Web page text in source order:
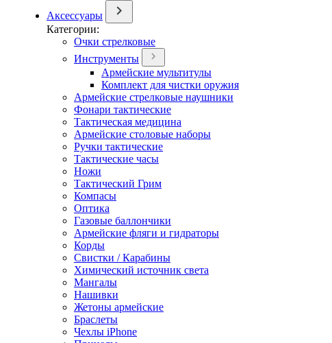
Аксессуары
Категории:
Очки стрелковые
Инструменты
Армейские мультитулы
Комплект для чистки оружия
Армейские стрелковые наушники
Фонари тактические
Тактическая медицина
Армейские столовые наборы
Ручки тактические
Тактические часы
Ножи
Тактический Грим
Компасы
Оптика
Газовые баллончики
Армейские фляги и гидраторы
Корды
Свистки / Карабины
Химический источник света
Мангалы
Нашивки
Жетоны армейские
Браслеты
Чехлы iPhone